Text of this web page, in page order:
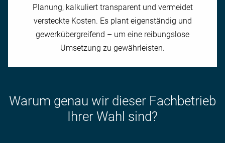
Planung, kalkuliert transparent und vermeidet
versteckte Kosten. Es plant eigenständig und
gewerkübergreifend – um eine reibungslose
Umsetzung zu gewährleisten.
Warum genau wir dieser Fachbetrieb
Ihrer Wahl sind?